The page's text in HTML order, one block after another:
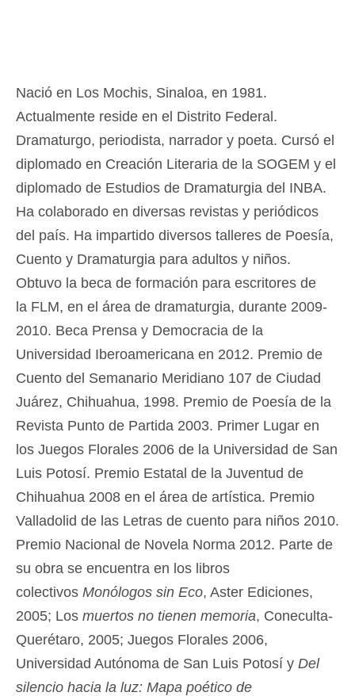
Nació en Los Mochis, Sinaloa, en 1981.
Actualmente reside en el Distrito Federal.
Dramaturgo, periodista, narrador y poeta. Cursó el
diplomado en Creación Literaria de la SOGEM y el
diplomado de Estudios de Dramaturgia del INBA.
Ha colaborado en diversas revistas y periódicos
del país. Ha impartido diversos talleres de Poesía,
Cuento y Dramaturgia para adultos y niños.
Obtuvo la beca de formación para escritores de
la FLM, en el área de dramaturgia, durante 2009-
2010. Beca Prensa y Democracia de la
Universidad Iberoamericana en 2012. Premio de
Cuento del Semanario Meridiano 107 de Ciudad
Juárez, Chihuahua, 1998. Premio de Poesía de la
Revista Punto de Partida 2003. Primer Lugar en
los Juegos Florales 2006 de la Universidad de San
Luis Potosí. Premio Estatal de la Juventud de
Chihuahua 2008 en el área de artística. Premio
Valladolid de las Letras de cuento para niños 2010.
Premio Nacional de Novela Norma 2012. Parte de
su obra se encuentra en los libros
colectivos Monólogos sin Eco, Aster Ediciones,
2005; Los muertos no tienen memoria, Coneculta-
Querétaro, 2005; Juegos Florales 2006,
Universidad Autónoma de San Luis Potosí y Del
silencio hacia la luz: Mapa poético de